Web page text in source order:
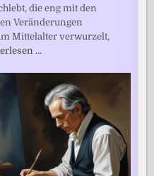
die eng mit den
Veränderungen
Mittelalter verwurzelt,
…